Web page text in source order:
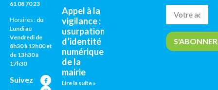
61 08 70 23
Horaires : du
Lundi au
Vendredi de
8h30 à 12h00 et
de 13h30 à
17h30
Suivez
Appel à la
vigilance :
usurpation
d’identité
numérique
de la
mairie
Lire la suite »